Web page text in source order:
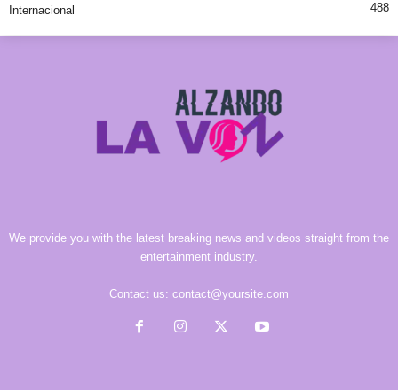
Internacional 488
We provide you with the latest breaking news and videos straight from the
entertainment industry.
Contact us: contact@yoursite.com